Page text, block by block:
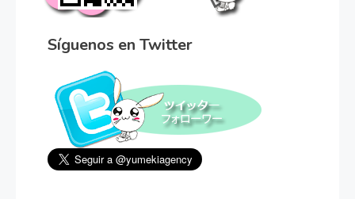
Síguenos en Twitter